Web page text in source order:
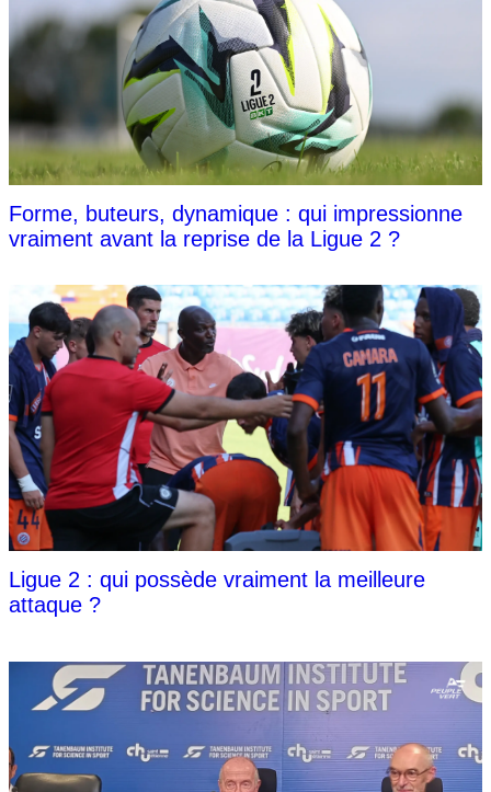
Forme, buteurs, dynamique : qui impressionne
vraiment avant la reprise de la Ligue 2 ?
Ligue 2 : qui possède vraiment la meilleure
attaque ?